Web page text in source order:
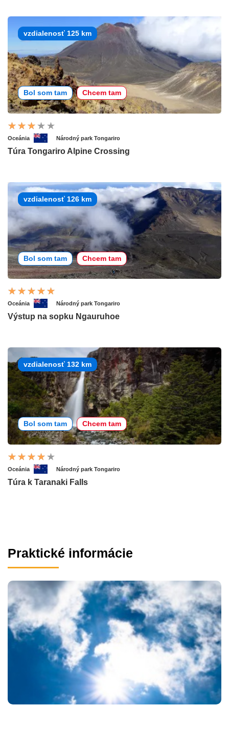
vzdialenosť 125 km
Bol som tam Chcem tam
Oceánia Národný park Tongariro
Túra Tongariro Alpine Crossing
vzdialenosť 126 km
Bol som tam Chcem tam
Oceánia Národný park Tongariro
Výstup na sopku Ngauruhoe
vzdialenosť 132 km
Bol som tam Chcem tam
Oceánia Národný park Tongariro
Túra k Taranaki Falls
Praktické informácie